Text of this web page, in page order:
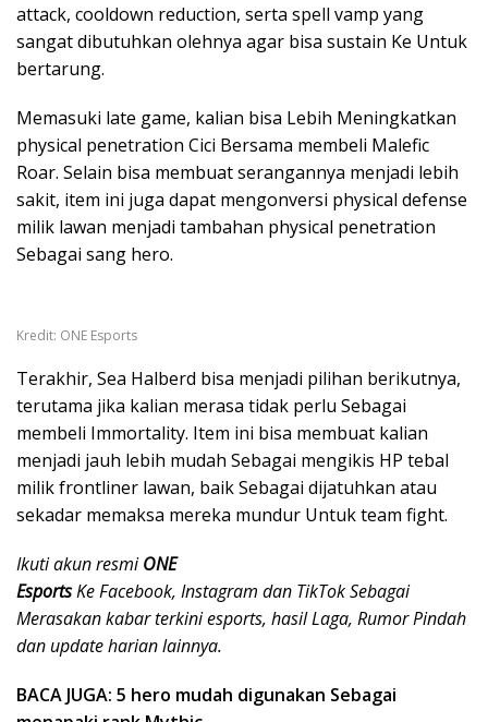
attack, cooldown reduction, serta spell vamp yang
sangat dibutuhkan olehnya agar bisa sustain Ke Untuk
bertarung.
Memasuki late game, kalian bisa Lebih Meningkatkan
physical penetration Cici Bersama membeli Malefic
Roar. Selain bisa membuat serangannya menjadi lebih
sakit, item ini juga dapat mengonversi physical defense
milik lawan menjadi tambahan physical penetration
Sebagai sang hero.
Kredit: ONE Esports
Terakhir, Sea Halberd bisa menjadi pilihan berikutnya,
terutama jika kalian merasa tidak perlu Sebagai
membeli Immortality. Item ini bisa membuat kalian
menjadi jauh lebih mudah Sebagai mengikis HP tebal
milik frontliner lawan, baik Sebagai dijatuhkan atau
sekadar memaksa mereka mundur Untuk team fight.
Ikuti akun resmiONE
EsportsKe Facebook, Instagram dan TikTok Sebagai
Merasakan kabar terkini esports, hasil Laga, Rumor Pindah
dan update harian lainnya.
BACA JUGA: 5 hero mudah digunakan Sebagai